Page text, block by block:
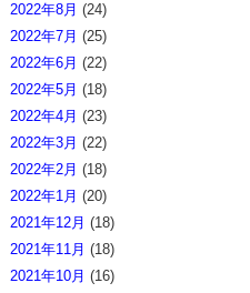
2022年8月 (24)
2022年7月 (25)
2022年6月 (22)
2022年5月 (18)
2022年4月 (23)
2022年3月 (22)
2022年2月 (18)
2022年1月 (20)
2021年12月 (18)
2021年11月 (18)
2021年10月 (16)